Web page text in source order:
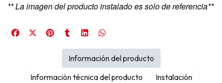
** La imagen del producto instalado es solo de referencia**
Información del producto
Información técnica del producto
Instalación